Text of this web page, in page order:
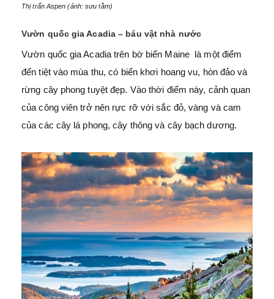
Thị trấn Aspen (ảnh: sưu tầm)
Vườn quốc gia Acadia – báu vật nhà nước
Vườn quốc gia Acadia trên bờ biển Maine là một điểm
đến tiệt vào mùa thu, có biển khơi hoang vu, hòn đảo và
rừng cây phong tuyệt đẹp. Vào thời điểm này, cảnh quan
của công viên trở nên rực rỡ với sắc đỏ, vàng và cam
của các cây lá phong, cây thông và cây bạch dương.